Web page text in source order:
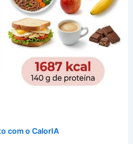
com o CalorIA